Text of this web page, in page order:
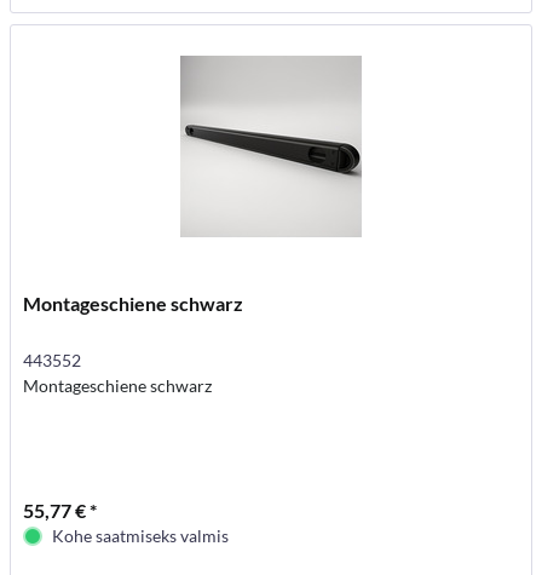
Montageschiene schwarz
443552
Montageschiene schwarz
55,77 € *
Kohe saatmiseks valmis